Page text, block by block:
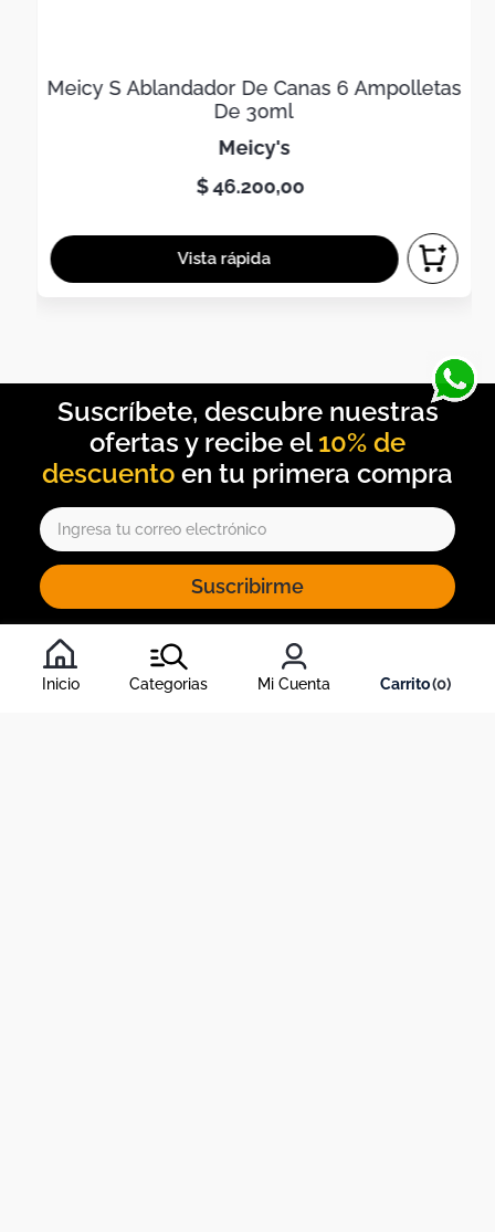
Inicio Categorias Mi Cuenta 0
Meicy S Ablandador De Canas 6 Ampolletas
De 30ml
meicy's
$46.200,00
10% de
descuento
Suscribirme
Al inscribirte al newsletter, aceptas nuestros
condiciones
, y nuestrapolítica de tratamiento de información